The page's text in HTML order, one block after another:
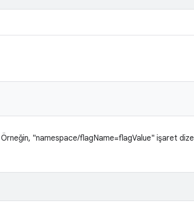
"namespace/flagName=flagValue" işaret